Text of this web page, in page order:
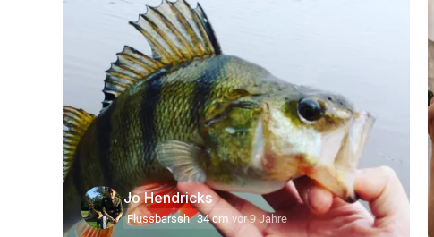
Jo Hendricks
Flussbarsch 34 cm vor 9 Jahre